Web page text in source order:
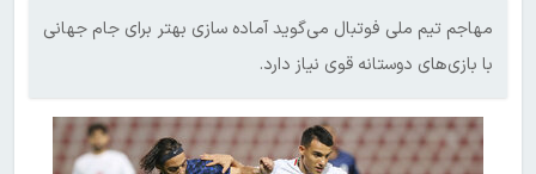
مهاجم تیم ملی فوتبال می‌گوید آماده سازی بهتر برای جام جهانی
با بازی‌های دوستانه قوی نیاز دارد.